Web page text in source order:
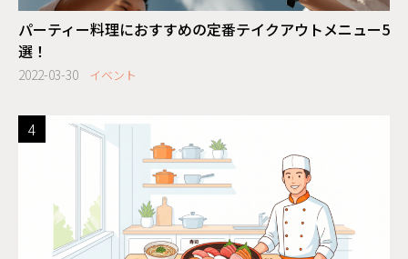
パーティー料理におすすめの定番テイクアウトメニュー5
選！
2022-03-30 イベント